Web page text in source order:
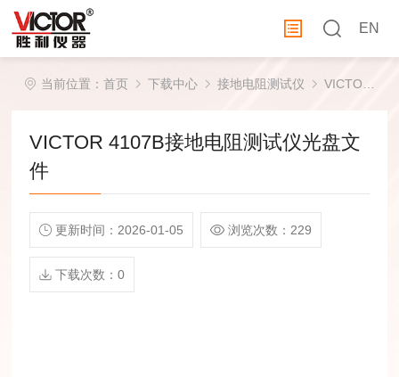
EN
当前位置：首页 下载中心 接地电阻测试仪 VICTOR 4107B接地电阻测试仪光盘文件
VICTOR 4107B接地电阻测试仪光盘文
件
更新时间：2026-01-05 浏览次数：229
下载次数：0